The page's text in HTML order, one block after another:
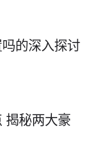
的深入探讨
揭秘两大豪